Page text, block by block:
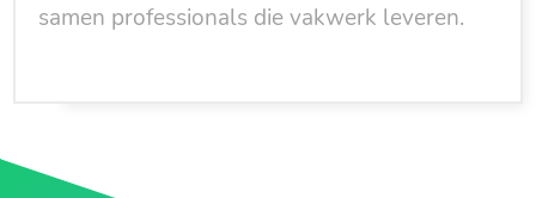
samen professionals die vakwerk leveren.